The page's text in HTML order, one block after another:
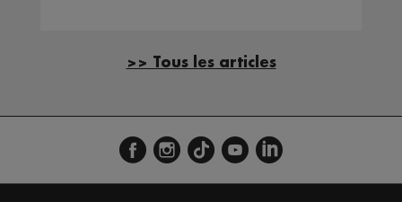
>> Tous les articles